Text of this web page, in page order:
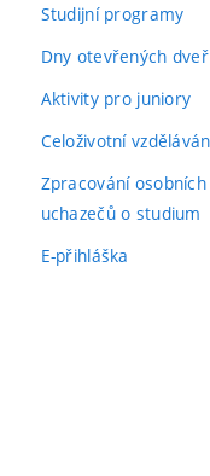
Studijní programy
Dny otevřených
Aktivity pro juniory
Celoživotní
Zpracování
uchazečů o studium
E-přihláška